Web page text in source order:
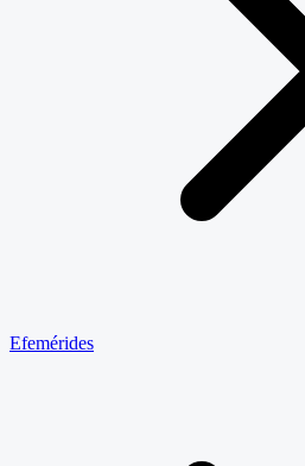
Efemérides